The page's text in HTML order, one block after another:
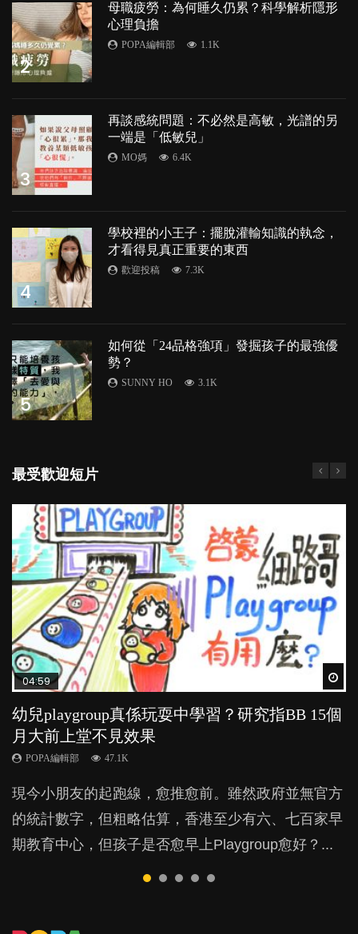
2
母職疲勞：為何睡久仍累？科學解析隱形
心理負擔
POPA編輯部 1.1K
3
再談感統問題：不必然是高敏，光譜的另
一端是「低敏兒」
MO媽 6.4K
4
學校裡的小王子：擺脫灌輸知識的執念，
才看得見真正重要的東西
歡迎投稿 7.3K
5
如何從「24品格強項」發掘孩子的最強優
勢？
SUNNY HO 3.1K
最受歡迎短片
04:59
幼兒playgroup真係玩耍中學習？研究指BB 15個
月大前上堂不見效果
POPA編輯部 47.1K
現今小朋友的起跑線，愈推愈前。雖然政府並無官方
的統計數字，但粗略估算，香港至少有六、七百家早
期教育中心，但孩子是否愈早上Playgroup愈好？...
03:39
幼稚園遊戲課 如何刺激幼兒自發學習取代獎勵
與懲罰？
POPA編輯部 33.1K
由美國學者所創的 tools of the mind 課程，學生以遊
戲方式學習，學術能力和自制能力亦明顯比其他小朋
友優勝，到底這課程有何特別之處？...
03:02
老公患產後憂鬱症對BB的影響
POPA編輯部 15.9K
鬱，影響日常生活，嚴重的甚至會有自殺，或傷害小
朋友的念頭。但為何爸爸患上產後抑鬱往往難以察
覺？...
04:06
全職好？在職好？｜全職媽媽與在職媽媽的壓
力與價值
POPA編輯部 25.8K
許多媽媽心底可能都有一刻掙扎過：究竟全職好，還
是在職好。雖說每個家庭都有自己的獨特狀況和考慮
因素，但原來全職和在職媽媽所養育的子女其實都各
04:18
凡事以BB為中心，就係好爸媽？｜別忽視父母
的身心虛耗
POPA編輯部 31.5K
父母日夜無間、身心俱疲地照顧BB，如何做到正向
教養？部份父母更會為了小朋友放棄自己的嗜好、減
少出席朋友聚會等等，你以為會換來美好的親子關
係，有助小朋友成長，但原來父母身心虛耗對孩子的